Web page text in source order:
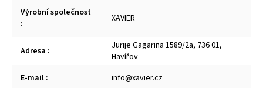
Výrobní společnost
:
XAVIER
Adresa :
Jurije Gagarina 1589/2a, 736 01,
Havířov
E-mail : info@xavier.cz